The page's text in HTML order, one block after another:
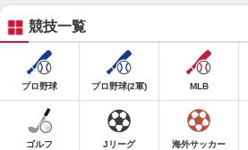
競技一覧
プロ野球 プロ野球(2軍) MLB
ゴルフ Jリーグ 海外サッカー